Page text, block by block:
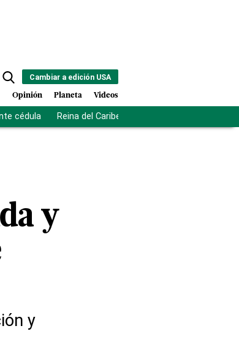
Cambiar a edición USA
Opinión Planeta Videos
cédula Reina del Caribe
y
y